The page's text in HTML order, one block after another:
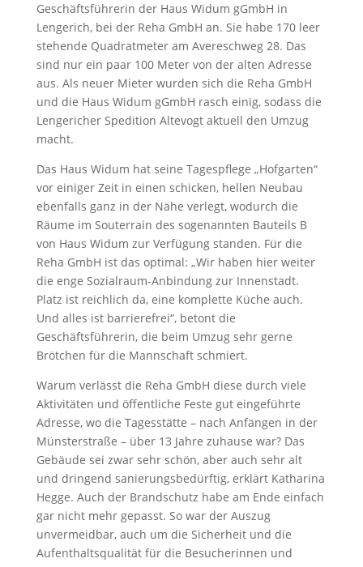
Geschäftsführerin der Haus Widum gGmbH in
Lengerich, bei der Reha GmbH an. Sie habe 170 leer
stehende Quadratmeter am Avereschweg 28. Das
sind nur ein paar 100 Meter von der alten Adresse
aus. Als neuer Mieter wurden sich die Reha GmbH
und die Haus Widum gGmbH rasch einig, sodass die
Lengericher Spedition Altevogt aktuell den Umzug
macht.
Das Haus Widum hat seine Tagespflege „Hofgarten“
vor einiger Zeit in einen schicken, hellen Neubau
ebenfalls ganz in der Nähe verlegt, wodurch die
Räume im Souterrain des sogenannten Bauteils B
von Haus Widum zur Verfügung standen. Für die
Reha GmbH ist das optimal: „Wir haben hier weiter
die enge Sozialraum-Anbindung zur Innenstadt.
Platz ist reichlich da, eine komplette Küche auch.
Und alles ist barrierefrei“, betont die
Geschäftsführerin, die beim Umzug sehr gerne
Brötchen für die Mannschaft schmiert.
Warum verlässt die Reha GmbH diese durch viele
Aktivitäten und öffentliche Feste gut eingeführte
Adresse, wo die Tagesstätte – nach Anfängen in der
Münsterstraße – über 13 Jahre zuhause war? Das
Gebäude sei zwar sehr schön, aber auch sehr alt
und dringend sanierungsbedürftig, erklärt Katharina
Hegge. Auch der Brandschutz habe am Ende einfach
gar nicht mehr gepasst. So war der Auszug
unvermeidbar, auch um die Sicherheit und die
Aufenthaltsqualität für die Besucherinnen und